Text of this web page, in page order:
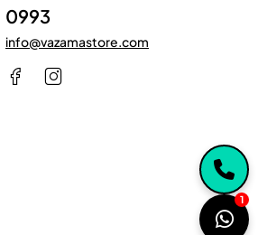
0993
info@vazamastore.com
1